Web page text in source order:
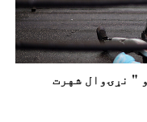
" نړۍوال شهرت